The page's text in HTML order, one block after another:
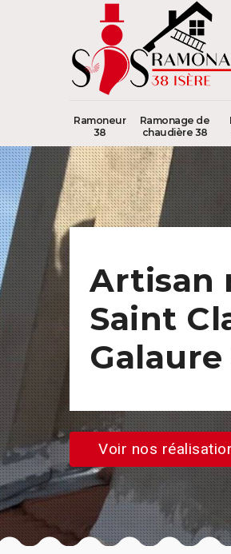
Ramoneur
38
Ramonage de
chaudière 38
Artisan
Saint
Voir nos